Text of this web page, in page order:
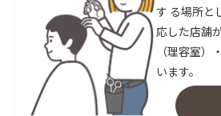
す る場所と
応した店舗
（理容室）
います。